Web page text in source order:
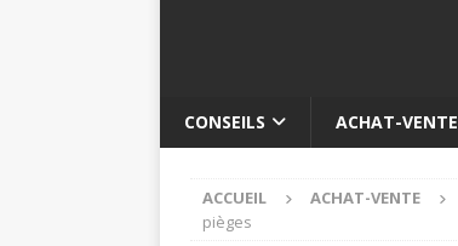
CONSEILS ACHAT-VENTE
ACCUEIL ACHAT-VENTE
pièges